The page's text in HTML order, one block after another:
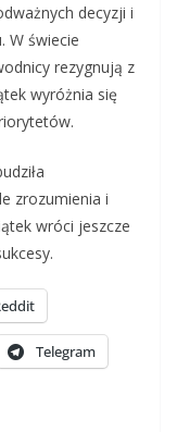
decyzji i
W świecie
rezygnują z
wyróżnia się
zrozumienia i
wróci jeszcze
Telegram